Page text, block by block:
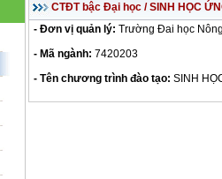
CTĐT bậc Đại học / SINH HỌC
- Đơn vị quản lý: Trường Đai học
- Mã ngành: 7420203
- Tên chương trình đào tạo: SINH